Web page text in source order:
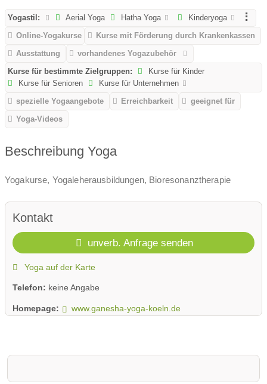
Yogastil: Aerial Yoga Hatha Yoga
Kinderyoga
Online-Yogakurse
Kurse mit Förderung durch Krankenkassen
Ausstattung
vorhandenes Yogazubehör
Kurse für bestimmte Zielgruppen:
Kurse für Kinder
Kurse für Senioren
Kurse für Unternehmen
spezielle Yogaangebote
Erreichbarkeit
geeignet für
Yoga-Videos
Beschreibung Yoga
Yogakurse, Yogaleherausbildungen, Bioresonanztherapie
Kontakt
unverb. Anfrage senden
Yoga auf der Karte
Telefon: keine Angabe
Homepage: www.ganesha-yoga-koeln.de